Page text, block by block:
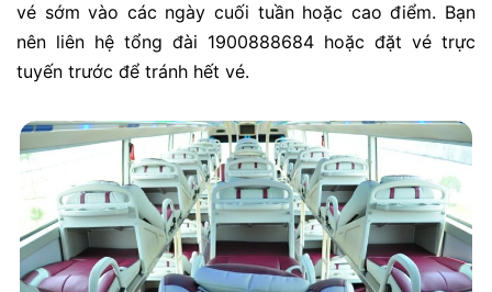
vé sớm vào các ngày cuối tuần hoặc cao điểm. Bạn
nên liên hệ tổng đài 1900888684 hoặc đặt vé trực
tuyến trước để tránh hết vé.